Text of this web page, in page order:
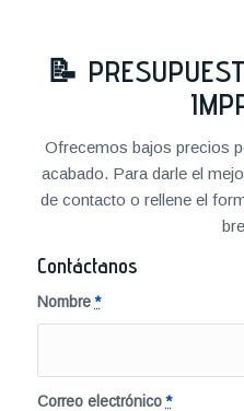
📝
Ofrecemos bajos precios
acabado. Para darle el
de contacto o rellene el
Contáctanos
Nombre*
Correo electrónico*